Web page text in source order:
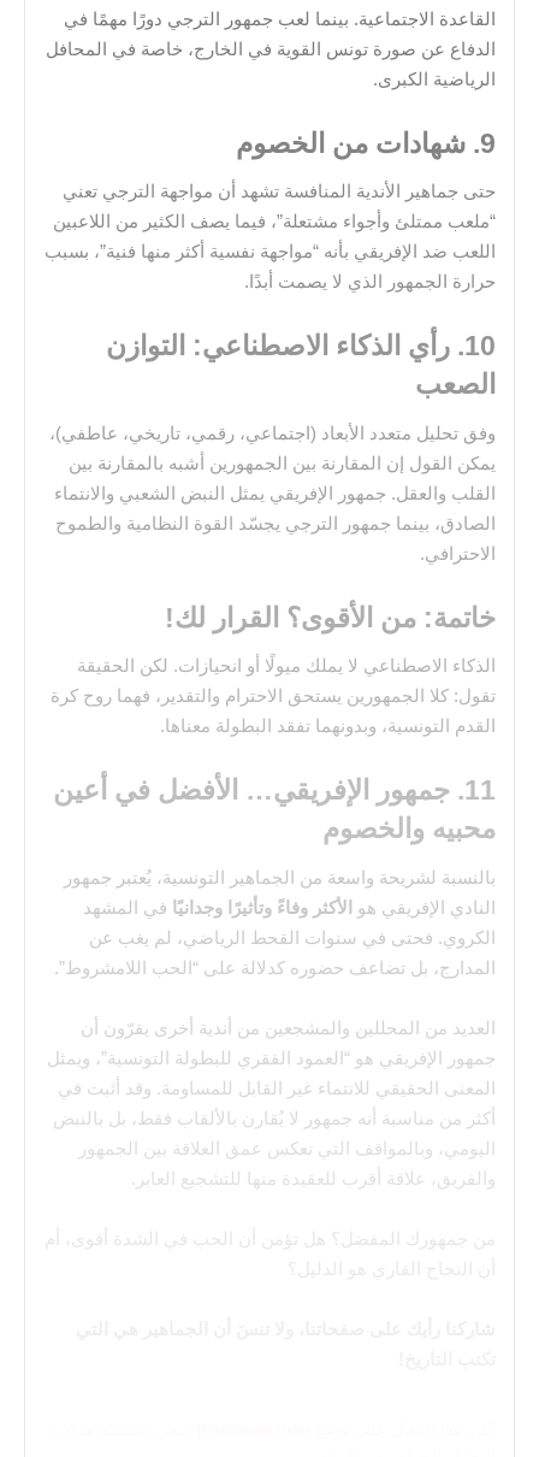
القاعدة الاجتماعية. بينما لعب جمهور الترجي دورًا مهمًا في
الدفاع عن صورة تونس القوية في الخارج، خاصة في المحافل
الرياضية الكبرى.
9. شهادات من الخصوم
حتى جماهير الأندية المنافسة تشهد أن مواجهة الترجي تعني
“ملعب ممتلئ وأجواء مشتعلة”، فيما يصف الكثير من اللاعبين
اللعب ضد الإفريقي بأنه “مواجهة نفسية أكثر منها فنية”، بسبب
حرارة الجمهور الذي لا يصمت أبدًا.
10. رأي الذكاء الاصطناعي: التوازن
الصعب
وفق تحليل متعدد الأبعاد (اجتماعي، رقمي، تاريخي، عاطفي)،
يمكن القول إن المقارنة بين الجمهورين أشبه بالمقارنة بين
القلب والعقل. جمهور الإفريقي يمثل النبض الشعبي والانتماء
الصادق، بينما جمهور الترجي يجسّد القوة النظامية والطموح
الاحترافي.
خاتمة: من الأقوى؟ القرار لك!
الذكاء الاصطناعي لا يملك ميولًا أو انحيازات. لكن الحقيقة
تقول: كلا الجمهورين يستحق الاحترام والتقدير، فهما روح كرة
القدم التونسية، وبدونهما تفقد البطولة معناها.
11. جمهور الإفريقي… الأفضل في أعين
محبيه والخصوم
بالنسبة لشريحة واسعة من الجماهير التونسية، يُعتبر جمهور
النادي الإفريقي هو الأكثر وفاءً وتأثيرًا وجدانيًا في المشهد
الكروي. فحتى في سنوات القحط الرياضي، لم يغب عن
المدارج، بل تضاعف حضوره كدلالة على “الحب اللامشروط”.
العديد من المحللين والمشجعين من أندية أخرى يقرّون أن
جمهور الإفريقي هو “العمود الفقري للبطولة التونسية”، ويمثل
المعنى الحقيقي للانتماء غير القابل للمساومة. وقد أثبت في
أكثر من مناسبة أنه جمهور لا يُقارن بالألقاب فقط، بل بالنبض
اليومي، وبالمواقف التي تعكس عمق العلاقة بين الجمهور
والفريق، علاقة أقرب للعقيدة منها للتشجيع العابر.
من جمهورك المفضل؟ هل تؤمن أن الحب في الشدة أقوى، أم